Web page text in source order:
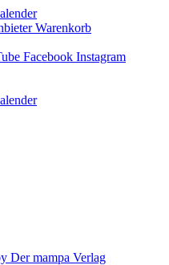
Warenkorb
Facebook Instagram
Der mampa Verlag